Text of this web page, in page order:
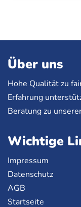
Über uns
Hohe Qualität zu
Erfahrung
Beratung zu
Wichtige
Impressum
Datenschutz
AGB
Startseite